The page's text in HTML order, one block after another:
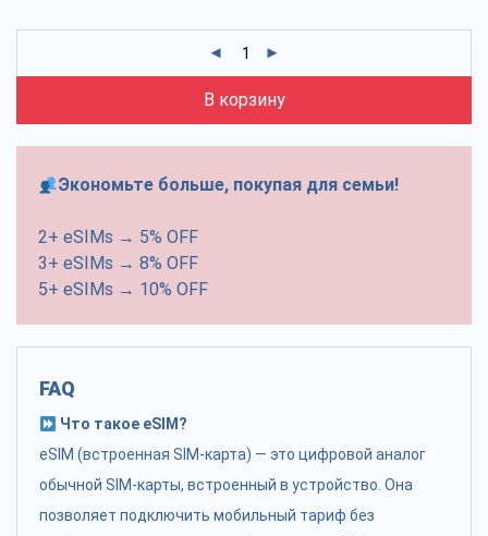
В корзину
Экономьте больше, покупая для семьи!
2+ eSIMs → 5% OFF
3+ eSIMs → 8% OFF
5+ eSIMs → 10% OFF
FAQ
Что такое eSIM?
eSIM (встроенная SIM-карта) — это цифровой аналог
обычной SIM-карты, встроенный в устройство. Она
позволяет подключить мобильный тариф без